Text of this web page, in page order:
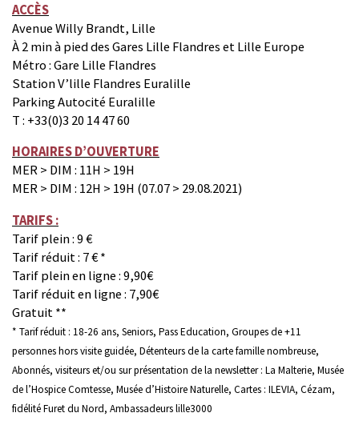
ACCÈS
Avenue Willy Brandt, Lille
À 2 min à pied des Gares Lille Flandres et Lille Europe
Métro : Gare Lille Flandres
Station V’lille Flandres Euralille
Parking Autocité Euralille
T : +33(0)3 20 14 47 60
HORAIRES D’OUVERTURE
MER > DIM : 11H > 19H
MER > DIM : 12H > 19H (07.07 > 29.08.2021)
TARIFS :
Tarif plein : 9 €
Tarif réduit : 7 € *
Tarif plein en ligne : 9,90€
Tarif réduit en ligne : 7,90€
Gratuit **
* Tarif réduit : 18-26 ans, Seniors, Pass Education, Groupes de +11
personnes hors visite guidée, Détenteurs de la carte famille nombreuse,
Abonnés, visiteurs et/ou sur présentation de la newsletter : La Malterie, Musée
de l’Hospice Comtesse, Musée d’Histoire Naturelle, Cartes : ILEVIA, Cézam,
fidélité Furet du Nord, Ambassadeurs lille3000